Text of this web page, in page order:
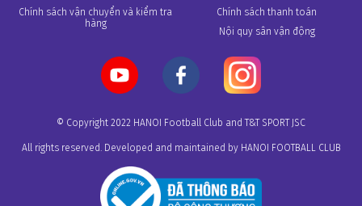
Chính sách vận chuyển và kiểm tra
hàng
Chính sách thanh toán
Nội quy sân vận động
© Copyright 2022 HANOI Football Club and T&T SPORT JSC
All rights reserved. Developed and maintained by HANOI FOOTBALL CLUB